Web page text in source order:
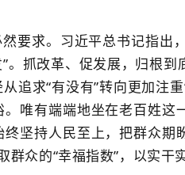
要求。习近平总书记指出
抓改革、促发展，归根到
求“有没有”转向更加注重
唯有端端地坐在老百姓这
坚持人民至上，把群众期
众的“幸福指数”，以实干